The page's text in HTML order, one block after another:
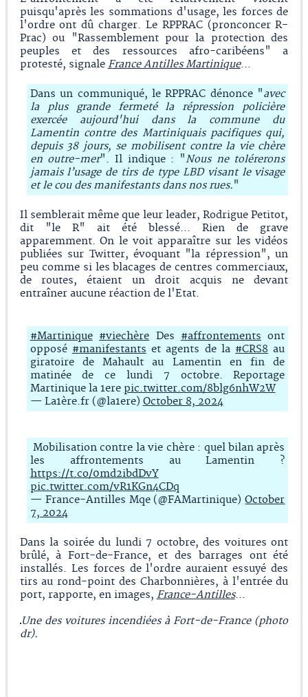
puisqu'après les sommations d'usage, les forces de
l'ordre ont dû charger. Le RPPRAC (pronconcer R-
Prac) ou "Rassemblement pour la protection des
peuples et des ressources afro-caribéens" a
protesté, signale France Antilles Martinique...
Dans un communiqué, le RPPRAC dénonce "avec
la plus grande fermeté la répression policière
exercée aujourd'hui dans la commune du
Lamentin contre des Martiniquais pacifiques qui,
depuis 38 jours, se mobilisent contre la vie chère
en outre-mer". Il indique : "Nous ne tolérerons
jamais l’usage de tirs de type LBD visant le visage
et le cou des manifestants dans nos rues."
Il semblerait même que leur leader, Rodrigue Petitot,
dit "le R" ait été blessé... Rien de grave
apparemment. On le voit apparaître sur les vidéos
publiées sur Twitter, évoquant "la répression", un
peu comme si les blacages de centres commerciaux,
de routes, étaient un droit acquis ne devant
entraîner aucune réaction de l'Etat.
#Martinique #viechère Des #affrontements ont
opposé #manifestants et agents de la #CRS8 au
giratoire de Mahault au Lamentin en fin de
matinée de ce lundi 7 octobre. Reportage
Martinique la 1ere pic.twitter.com/8blg6nhW2W
— La1ère.fr (@la1ere) October 8, 2024
Mobilisation contre la vie chère : quel bilan après
les affrontements au Lamentin ?
https://t.co/0md2ibdDvY
pic.twitter.com/vR1KGn4CDq
— France-Antilles Mqe (@FAMartinique)October
7, 2024
Dans la soirée du lundi 7 octobre, des voitures ont
brûlé, à Fort-de-France, et des barrages ont été
installés. Les forces de l'ordre auraient essuyé des
tirs au rond-point des Charbonnières, à l'entrée du
port, rapporte, en images, France-Antilles...
Une des voitures incendiées à Fort-de-France (photo
dr).